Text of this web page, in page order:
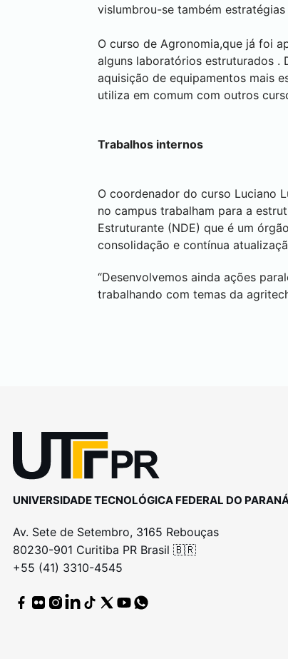
vislumbrou-se também
O curso de Agronomia,que já foi
alguns laboratórios estruturados .
aquisição de equipamentos mais
utiliza em comum com outros
Trabalhos internos
O coordenador do curso Luciano
no campus trabalham para a
Estruturante (NDE) que é um
consolidação e contínua
“Desenvolvemos ainda ações
trabalhando com temas da
UNIVERSIDADE TECNOLÓGICA FEDERAL DO
Av. Sete de Setembro, 3165 Rebouças
80230-901 Curitiba PR Brasil 🇧🇷
+55 (41) 3310-4545